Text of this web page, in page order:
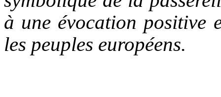
à une évocation positive
les peuples européens.